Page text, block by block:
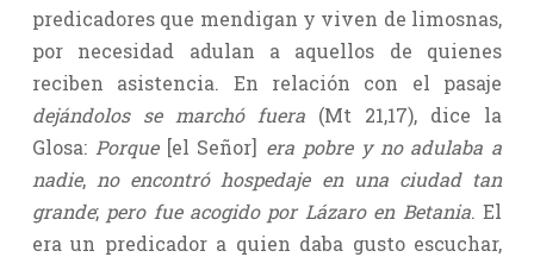
predicadores que mendigan y viven de limosnas,
por necesidad adulan a aquellos de quienes
reciben asistencia. En relación con el pasaje
dejándolos se marchó fuera (Mt 21,17), dice la
Glosa: Porque [el Señor] era pobre y no adulaba a
nadie,no encontró hospedaje en una ciudad tan
grande;pero fue acogido por Lázaro en Betania. El
era un predicador a quien daba gusto escuchar,